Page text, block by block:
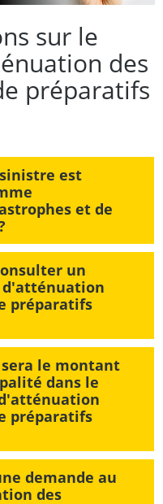
sur le
des
préparatifs
est
et de
un
d'atténuation
préparatifs
le montant
dans le
préparatifs
demande au
des